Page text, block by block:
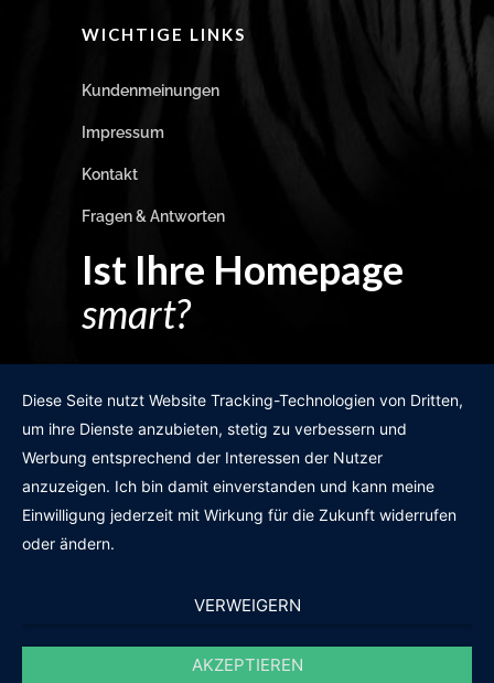
WICHTIGE LINKS
Kundenmeinungen
Impressum
Kontakt
Fragen & Antworten
Ist Ihre Homepage
smart?
GRATIS WEBSITE-CHECK
des19n.at|iwant@des19n.at
Diese Seite nutzt Website Tracking-Technologien von Dritten,
um ihre Dienste anzubieten, stetig zu verbessern und
Werbung entsprechend der Interessen der Nutzer
anzuzeigen. Ich bin damit einverstanden und kann meine
Einwilligung jederzeit mit Wirkung für die Zukunft widerrufen
oder ändern.
VERWEIGERN
AKZEPTIEREN